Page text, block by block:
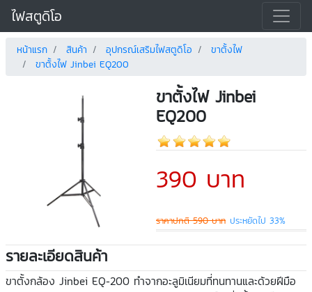
ไฟสตูดิโอ
หน้าแรก สินค้า อุปกรณ์เสริมไฟสตูดิโอ
ขาตั้งไฟ
ขาตั้งไฟ Jinbei EQ200
ขาตั้งไฟ Jinbei
EQ200
390 บาท
ราคาปกติ 590 บาท ประหยัดไป 33%
รายละเอียดสินค้า
ขาตั้งกล้อง Jinbei EQ-200 ทำจากอะลูมิเนียมที่ทนทานและด้วยฝีมือ